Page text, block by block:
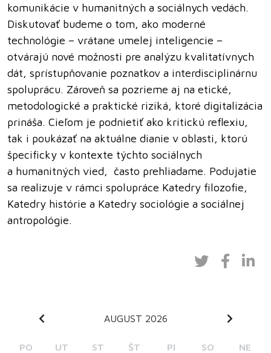
komunikácie v humanitných a sociálnych vedách.
Diskutovať budeme o tom, ako moderné
technológie – vrátane umelej inteligencie –
otvárajú nové možnosti pre analýzu kvalitatívnych
dát, sprístupňovanie poznatkov a interdisciplinárnu
spoluprácu. Zároveň sa pozrieme aj na etické,
metodologické a praktické riziká, ktoré digitalizácia
prináša. Cieľom je podnietiť ako kritickú reflexiu,
tak i poukázať na aktuálne dianie v oblasti, ktorú
špecificky v kontexte týchto sociálnych
a humanitných vied, často prehliadame. Podujatie
sa realizuje v rámci spolupráce Katedry filozofie,
Katedry histórie a Katedry sociológie a sociálnej
antropológie.
AUGUST 2026
PO UT ST ŠT PI SO NE